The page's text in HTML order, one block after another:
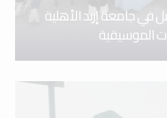
في جامعة إربد الأهلية
الموسيقية